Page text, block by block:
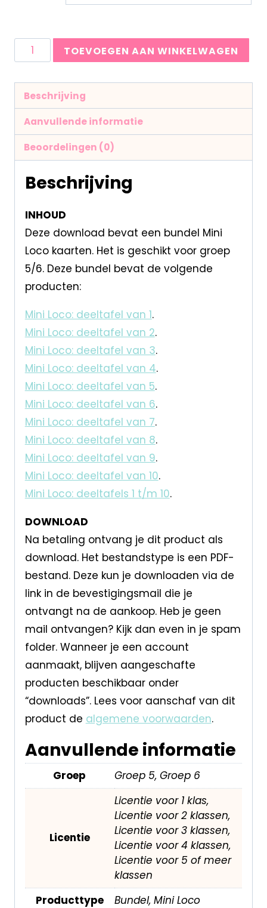
TOEVOEGEN AAN WINKELWAGEN
Beschrijving
Aanvullende informatie
Beoordelingen (0)
Beschrijving
INHOUD
Deze download bevat een bundel Mini
Loco kaarten. Het is geschikt voor groep
5/6. Deze bundel bevat de volgende
producten:
Mini Loco: deeltafel van 1.
Mini Loco: deeltafel van 2.
Mini Loco: deeltafel van 3.
Mini Loco: deeltafel van 4.
Mini Loco: deeltafel van 5.
Mini Loco: deeltafel van 6.
Mini Loco: deeltafel van 7.
Mini Loco: deeltafel van 8.
Mini Loco: deeltafel van 9.
Mini Loco: deeltafel van 10.
Mini Loco: deeltafels 1 t/m 10.
DOWNLOAD
Na betaling ontvang je dit product als
download. Het bestandstype is een PDF-
bestand. Deze kun je downloaden via de
link in de bevestigingsmail die je
ontvangt na de aankoop. Heb je geen
mail ontvangen? Kijk dan even in je spam
folder. Wanneer je een account
aanmaakt, blijven aangeschafte
producten beschikbaar onder
“downloads”. Lees voor aanschaf van dit
product de algemene voorwaarden.
Aanvullende informatie
Groep Groep 5, Groep 6
Licentie
Licentie voor 1 klas,
Licentie voor 2 klassen,
Licentie voor 3 klassen,
Licentie voor 4 klassen,
Licentie voor 5 of meer
klassen
Producttype
Bundel, Mini Loco